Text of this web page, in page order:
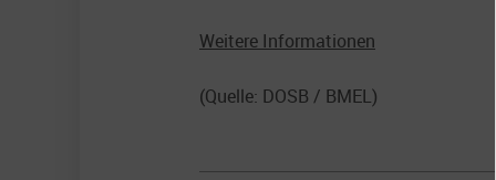
Weitere Informationen
(Quelle: DOSB / BMEL)